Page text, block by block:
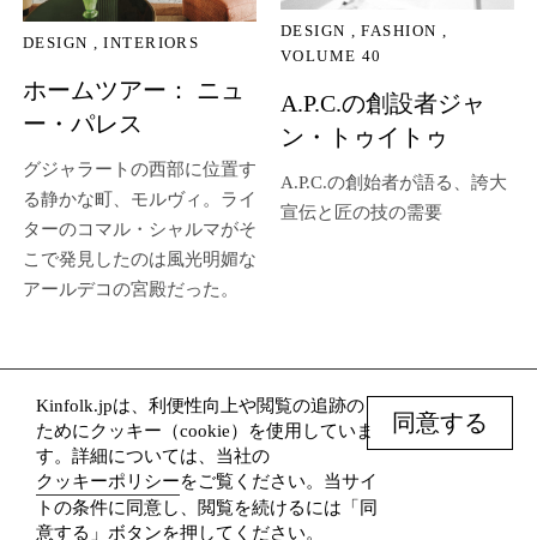
DESIGN INTERIORS
ホームツアー： ニュ
ー・パレス
グジャラートの西部に位置す
る静かな町、モルヴィ。ライ
ターのコマル・シャルマがそ
こで発見したのは風光明媚な
アールデコの宮殿だった。
DESIGN
FASHION
VOLUME 40
A.P.C.の創設者ジャ
ン・トゥイトゥ
A.P.C.の創始者が語る、誇大
宣伝と匠の技の需要
© Kinfolk 2026
Terms
Subscribe
Website by Mckinley Rice Inc./
Kinfolk.jpは、利便性向上や閲覧の追跡の
ためにクッキー（cookie）を使用していま
す。詳細については、当社の
クッキーポリシーをご覧ください。当サイ
トの条件に同意し、閲覧を続けるには「同
意する」ボタンを押してください。
同意する